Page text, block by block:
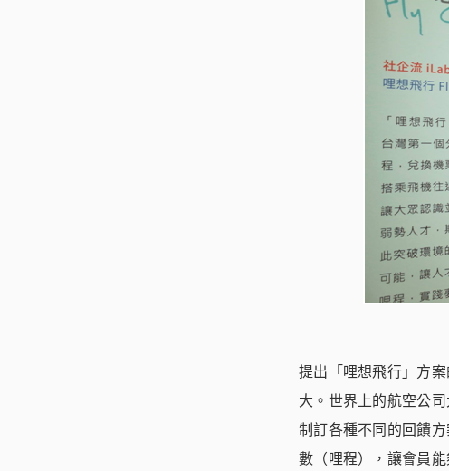
提出「哩想飛行」方
大。世界上的航空公
制訂各種不同的回饋
數（哩程），讓會員